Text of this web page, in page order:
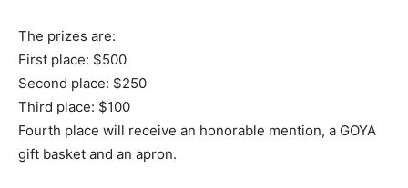
The prizes are:
First place: $500
Second place: $250
Third place: $100
Fourth place will receive an honorable mention, a GOYA
gift basket and an apron.